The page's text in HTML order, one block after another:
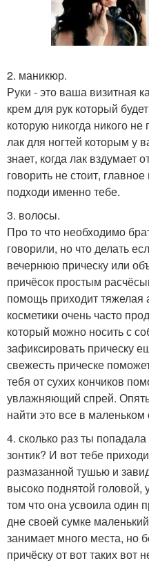
2. маникюр.
Руки - это ваша визитная
крем для рук который
которую никогда никого
лак для ногтей которым у
знает, когда лак вздумает
говорить не стоит,
подходи именно тебе.
3. волосы.
Про то что необходимо
говорили, но что делать
вечернюю прическу или
причёсок простым
помощь приходит тяжелая
косметики очень часто
который можно носить с
зафиксировать прическу
свежесть прическе
тебя от сухих кончиков
увлажняющий спрей.
найти это все в
4. сколько раз ты
зонтик? И вот тебе
размазанной тушью и
высоко поднятой головой,
том что она усвоила один
дне своей сумке
занимает много места, но
причёску от вот таких вот